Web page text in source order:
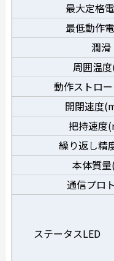
最大定格
最低動作
潤滑
周囲温
動作ストロ
開閉速度
把持速度
繰り返し精
本体質
通信プロ
ステータスLED